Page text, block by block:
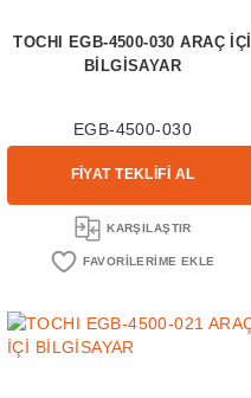
TOCHI EGB-4500-030 ARAÇ İÇİ
BİLGİSAYAR
EGB-4500-030
FİYAT TEKLİFİ AL
KARŞILAŞTIR